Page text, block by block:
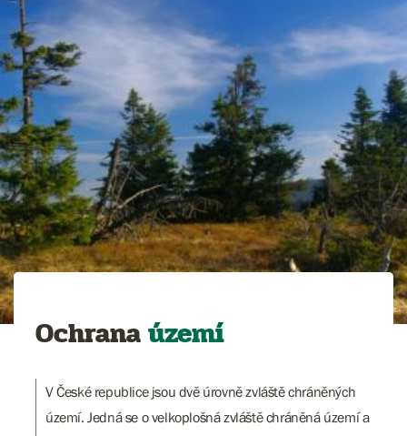
Ochranaúzemí
V České republice jsou dvě úrovně zvláště chráněných
území. Jedná se o velkoplošná zvláště chráněná území a